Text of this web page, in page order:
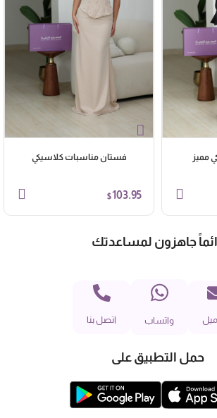
فستان مناسبات كلاسيكي
$103.95
جاهزون لمساعدتك
واتساب اتصل بنا
حمل التطبيق على